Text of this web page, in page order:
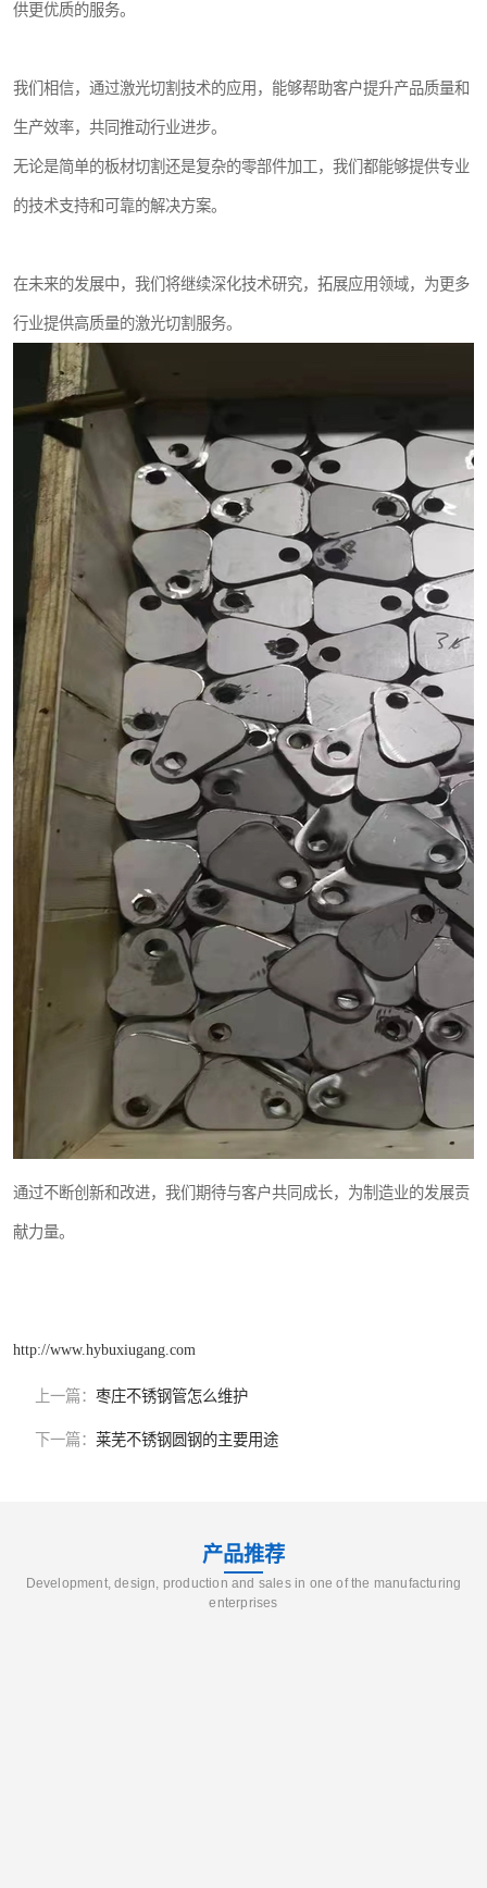
供更优质的服务。
我们相信，通过激光切割技术的应用，能够帮助客户提升产品质量和
生产效率，共同推动行业进步。
无论是简单的板材切割还是复杂的零部件加工，我们都能够提供专业
的技术支持和可靠的解决方案。
在未来的发展中，我们将继续深化技术研究，拓展应用领域，为更多
行业提供高质量的激光切割服务。
通过不断创新和改进，我们期待与客户共同成长，为制造业的发展贡
献力量。
http://www.hybuxiugang.com
上一篇： 枣庄不锈钢管怎么维护
下一篇： 莱芜不锈钢圆钢的主要用途
产品推荐
Development, design, production and sales in one of the manufacturing
enterprises